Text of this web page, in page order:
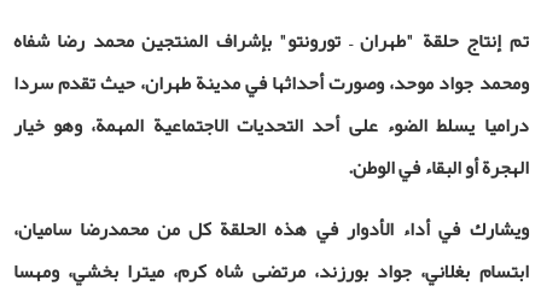
تم إنتاج حلقة "طهران – تورونتو" بإشراف المنتجين محمد رضا شفاه
ومحمد جواد موحد، وصورت أحداثها في مدينة طهران، حيث تقدم سردا
دراميا يسلط الضوء على أحد التحديات الاجتماعية المهمة، وهو خيار
الهجرة أو البقاء في الوطن.
ويشارك في أداء الأدوار في هذه الحلقة كل من محمدرضا ساميان،
ابتسام بغلاني، جواد بورزند، مرتضى شاه‌ كرم، ميترا بخشي، ومهسا